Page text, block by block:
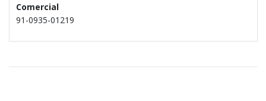
Comercial
91-0935-01219